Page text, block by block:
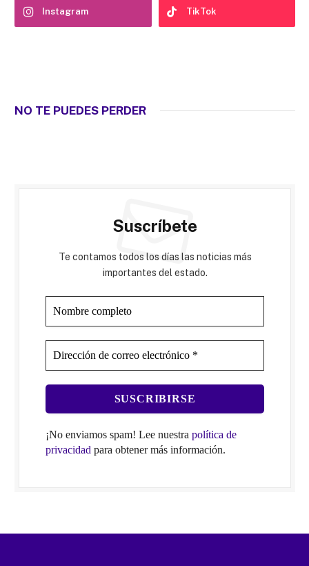
Instagram TikTok
NO TE PUEDES PERDER
Suscríbete
Te contamos todos los días las noticias más
importantes del estado.
¡No enviamos spam! Lee nuestra política de
privacidad para obtener más información.